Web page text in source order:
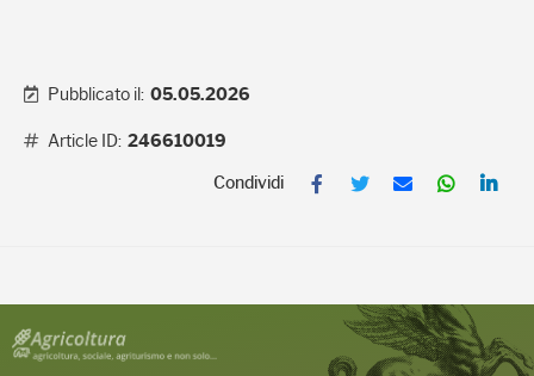
Pubblicato il: 05.05.2026
Article ID: 246610019
k
w
m
W
p
n